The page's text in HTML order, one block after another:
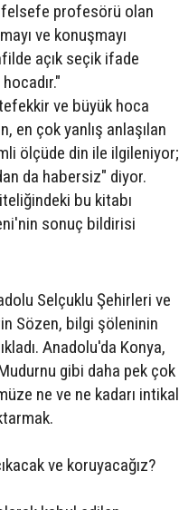
profesörü olan
ve konuşmayı
açık seçik ifade
ve büyük hoca
en çok yanlış anlaşılan
ölçüde din ile ilgileniyor;
da habersiz" diyor.
bu kitabı
sonuç bildirisi
Selçuklu Şehirleri ve
Sözen, bilgi şöleninin
Anadolu'da Konya,
gibi daha pek çok
ne ve ne kadarı intikal
ve koruyacağız?